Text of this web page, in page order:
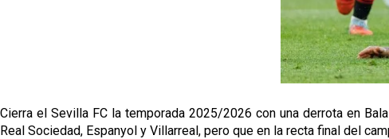
Cierra el Sevilla FC la temporada 2025/2026 con una derrota en
Real Sociedad, Espanyol y Villarreal, pero que en la recta final del